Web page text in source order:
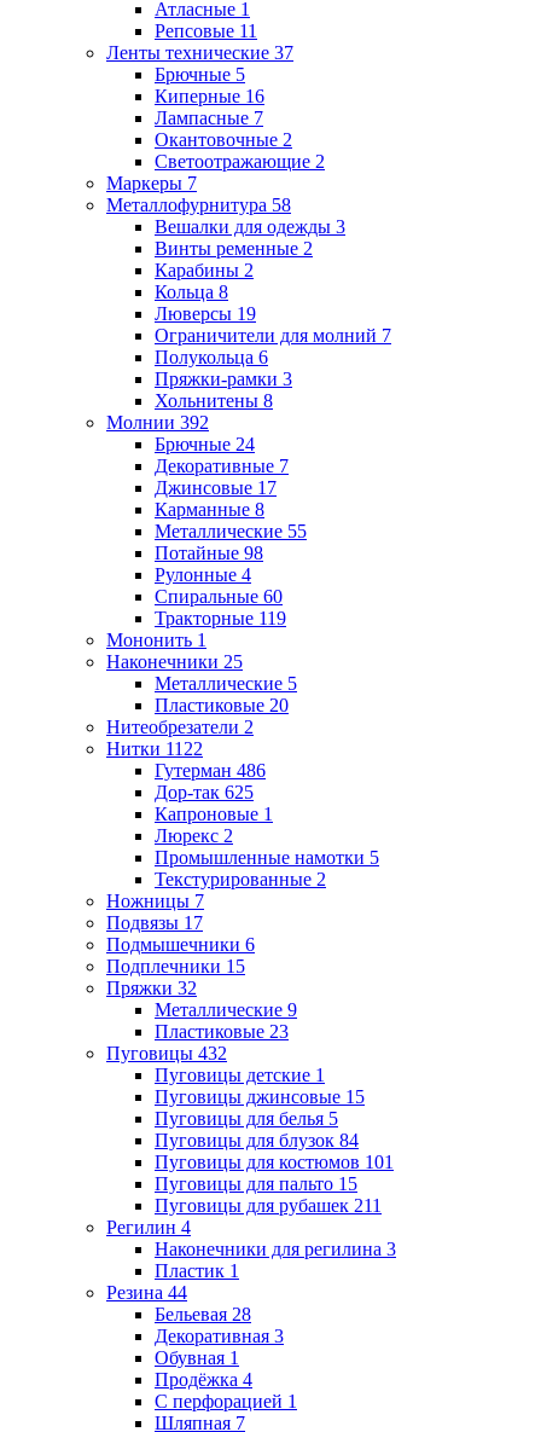
Атласные 1
Репсовые 11
Ленты технические 37
Брючные 5
Киперные 16
Лампасные 7
Окантовочные 2
Светоотражающие 2
Маркеры 7
Металлофурнитура 58
Вешалки для одежды 3
Винты ременные 2
Карабины 2
Кольца 8
Люверсы 19
Ограничители для молний 7
Полукольца 6
Пряжки-рамки 3
Хольнитены 8
Молнии 392
Брючные 24
Декоративные 7
Джинсовые 17
Карманные 8
Металлические 55
Потайные 98
Рулонные 4
Спиральные 60
Тракторные 119
Мононить 1
Наконечники 25
Металлические 5
Пластиковые 20
Нитеобрезатели 2
Нитки 1122
Гутерман 486
Дор-так 625
Капроновые 1
Люрекс 2
Промышленные намотки 5
Текстурированные 2
Ножницы 7
Подвязы 17
Подмышечники 6
Подплечники 15
Пряжки 32
Металлические 9
Пластиковые 23
Пуговицы 432
Пуговицы детские 1
Пуговицы джинсовые 15
Пуговицы для белья 5
Пуговицы для блузок 84
Пуговицы для костюмов 101
Пуговицы для пальто 15
Пуговицы для рубашек 211
Регилин 4
Наконечники для регилина 3
Пластик 1
Резина 44
Бельевая 28
Декоративная 3
Обувная 1
Продёжка 4
С перфорацией 1
Шляпная 7